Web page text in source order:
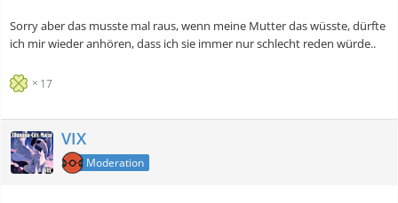
Sorry aber das musste mal raus, wenn meine Mutter das wüsste, dürfte
ich mir wieder anhören, dass ich sie immer nur schlecht reden würde..
17
VIX
Moderation